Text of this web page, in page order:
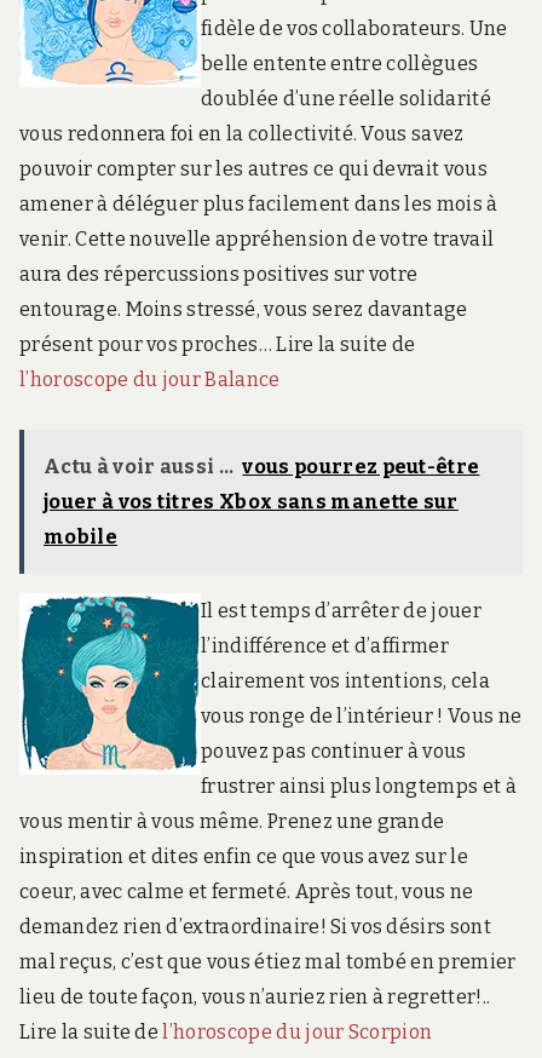
fidèle de vos collaborateurs. Une
belle entente entre collègues
doublée d’une réelle solidarité
vous redonnera foi en la collectivité. Vous savez
pouvoir compter sur les autres ce qui devrait vous
amener à déléguer plus facilement dans les mois à
venir. Cette nouvelle appréhension de votre travail
aura des répercussions positives sur votre
entourage. Moins stressé, vous serez davantage
présent pour vos proches… Lire la suite de
l’horoscope du jour Balance
Actu à voir aussi ... vous pourrez peut-être
jouer à vos titres Xbox sans manette sur
mobile
Il est temps d’arrêter de jouer
l’indifférence et d’affirmer
clairement vos intentions, cela
vous ronge de l’intérieur ! Vous ne
pouvez pas continuer à vous
frustrer ainsi plus longtemps et à
vous mentir à vous même. Prenez une grande
inspiration et dites enfin ce que vous avez sur le
coeur, avec calme et fermeté. Après tout, vous ne
demandez rien d’extraordinaire! Si vos désirs sont
mal reçus, c’est que vous étiez mal tombé en premier
lieu de toute façon, vous n’auriez rien à regretter!..
Lire la suite del’horoscope du jour Scorpion